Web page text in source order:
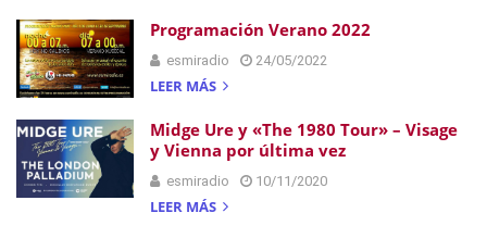
Programación Verano 2022
esmiradio 24/05/2022
LEER MÁS
Midge Ure y «The 1980 Tour» – Visage
y Vienna por última vez
esmiradio 10/11/2020
LEER MÁS